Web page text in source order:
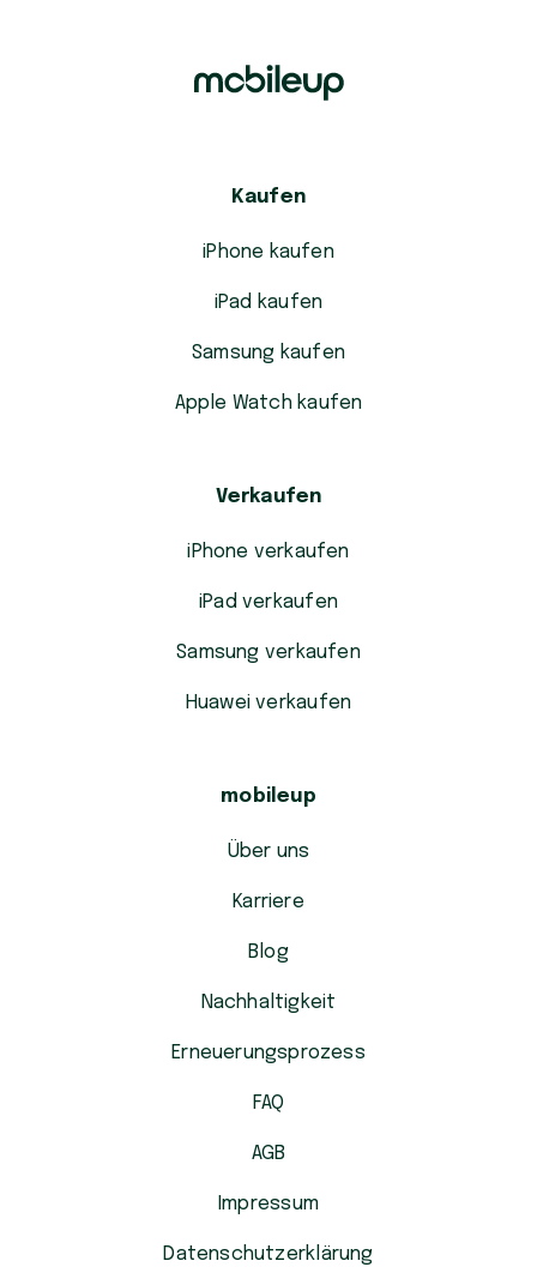
Kaufen
iPhone kaufen
iPad kaufen
Samsung kaufen
Apple Watch kaufen
Verkaufen
iPhone verkaufen
iPad verkaufen
Samsung verkaufen
Huawei verkaufen
mobileup
Über uns
Karriere
Blog
Nachhaltigkeit
Erneuerungsprozess
FAQ
AGB
Impressum
Datenschutzerklärung